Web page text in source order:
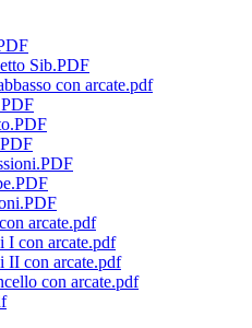
Sib.PDF
con arcate.pdf
arcate.pdf
I con arcate.pdf
II con arcate.pdf
con arcate.pdf